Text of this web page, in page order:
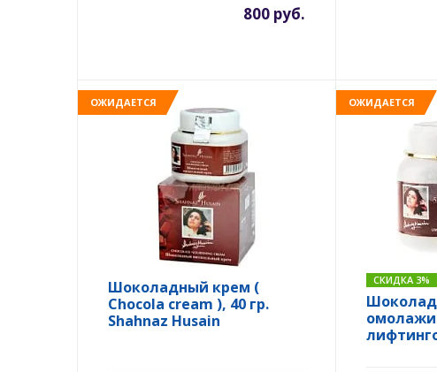
800 руб.
ОЖИДАЕТСЯ
Шоколадный крем (
Chocola cream ), 40 гр.
Shahnaz Husain
ОЖИДАЕТСЯ
СКИДКА 3%